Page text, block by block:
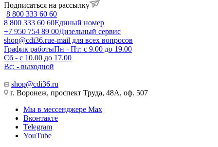
Подписаться на рассылку
8 800 333 60 60
8 800 333 60 60Единый номер
+7 950 754 89 00Дизельный сервис
shop@cdi36.rue-mail для всех вопросов
График работыПн - Пт: с 9.00 до 19.00
Сб - с 10.00 до 17.00
Вс: - выходной
shop@cdi36.ru
г. Воронеж, проспект Труда, 48А, оф. 507
Мы в мессенджере Max
Вконтакте
Telegram
YouTube